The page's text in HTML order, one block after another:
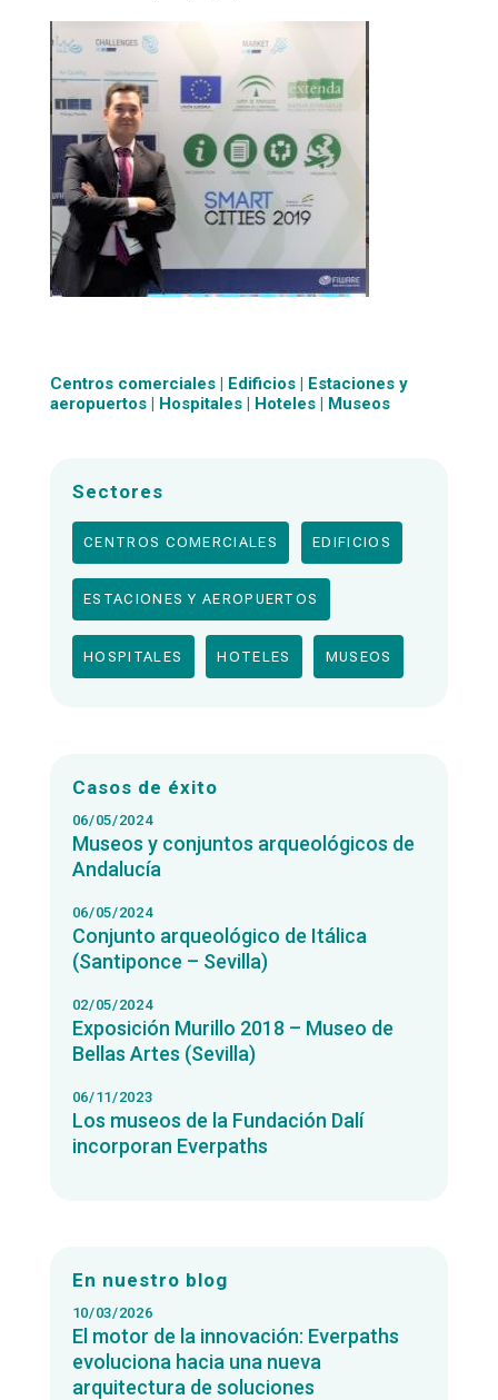
Centros comerciales| Edificios| Estaciones y
aeropuertos| Hospitales| Hoteles| Museos
Sectores
CENTROS COMERCIALES EDIFICIOS
ESTACIONES Y AEROPUERTOS
HOSPITALES HOTELES MUSEOS
Casos de éxito
Museos y conjuntos arqueológicos de
Andalucía
06/05/2024
Conjunto arqueológico de Itálica
(Santiponce – Sevilla)
06/05/2024
Exposición Murillo 2018 – Museo de
Bellas Artes (Sevilla)
02/05/2024
Los museos de la Fundación Dalí
incorporan Everpaths
06/11/2023
En nuestro blog
El motor de la innovación: Everpaths
evoluciona hacia una nueva
arquitectura de soluciones
10/03/2026